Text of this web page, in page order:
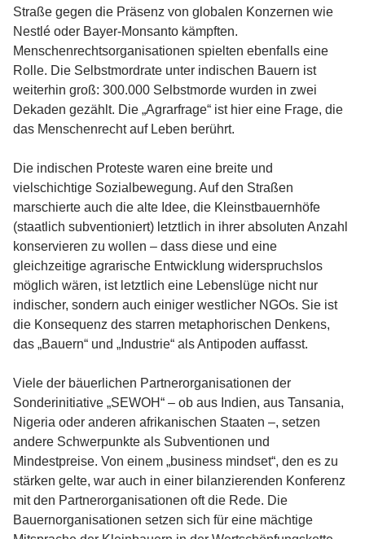
Straße gegen die Präsenz von globalen Konzernen wie
Nestlé oder Bayer-Monsanto kämpften.
Menschenrechtsorganisationen spielten ebenfalls eine
Rolle. Die Selbstmordrate unter indischen Bauern ist
weiterhin groß: 300.000 Selbstmorde wurden in zwei
Dekaden gezählt. Die „Agrarfrage“ ist hier eine Frage, die
das Menschenrecht auf Leben berührt.
Die indischen Proteste waren eine breite und
vielschichtige Sozialbewegung. Auf den Straßen
marschierte auch die alte Idee, die Kleinstbauernhöfe
(staatlich subventioniert) letztlich in ihrer absoluten Anzahl
konservieren zu wollen – dass diese und eine
gleichzeitige agrarische Entwicklung widerspruchslos
möglich wären, ist letztlich eine Lebenslüge nicht nur
indischer, sondern auch einiger westlicher NGOs. Sie ist
die Konsequenz des starren metaphorischen Denkens,
das „Bauern“ und „Industrie“ als Antipoden auffasst.
Viele der bäuerlichen Partnerorganisationen der
Sonderinitiative „SEWOH“ – ob aus Indien, aus Tansania,
Nigeria oder anderen afrikanischen Staaten –, setzen
andere Schwerpunkte als Subventionen und
Mindestpreise. Von einem „business mindset“, den es zu
stärken gelte, war auch in einer bilanzierenden Konferenz
mit den Partnerorganisationen oft die Rede. Die
Bauernorganisationen setzen sich für eine mächtige